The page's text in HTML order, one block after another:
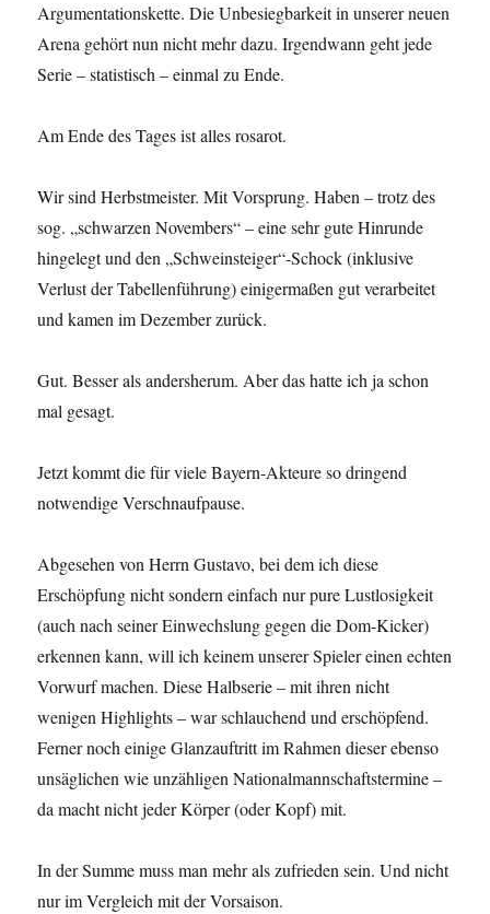
Argumentationskette. Die Unbesiegbarkeit in unserer neuen
Arena gehört nun nicht mehr dazu. Irgendwann geht jede
Serie – statistisch – einmal zu Ende.
Am Ende des Tages ist alles rosarot.
Wir sind Herbstmeister. Mit Vorsprung. Haben – trotz des
sog. „schwarzen Novembers“ – eine sehr gute Hinrunde
hingelegt und den „Schweinsteiger“-Schock (inklusive
Verlust der Tabellenführung) einigermaßen gut verarbeitet
und kamen im Dezember zurück.
Gut. Besser als andersherum. Aber das hatte ich ja schon
mal gesagt.
Jetzt kommt die für viele Bayern-Akteure so dringend
notwendige Verschnaufpause.
Abgesehen von Herrn Gustavo, bei dem ich diese
Erschöpfung nicht sondern einfach nur pure Lustlosigkeit
(auch nach seiner Einwechslung gegen die Dom-Kicker)
erkennen kann, will ich keinem unserer Spieler einen echten
Vorwurf machen. Diese Halbserie – mit ihren nicht
wenigen Highlights – war schlauchend und erschöpfend.
Ferner noch einige Glanzauftritt im Rahmen dieser ebenso
unsäglichen wie unzähligen Nationalmannschaftstermine –
da macht nicht jeder Körper (oder Kopf) mit.
In der Summe muss man mehr als zufrieden sein. Und nicht
nur im Vergleich mit der Vorsaison.